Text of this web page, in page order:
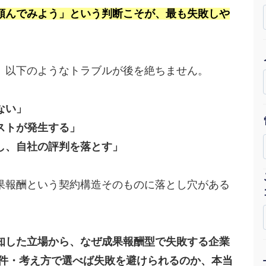
ミッション・ビジョン・バリュー
取締役メッセージ（株本祐己）
業務委託
認定パートナー
正社員
んでみよう」という判断こそが、最も失敗しや
下のようなトラブルが後を絶ちません。
」
が発生する」
自社の評判を落とす」
酬という契約構造そのものに落とし穴がある
た立場から、なぜ成果報酬型で失敗する企業
・考え方で選べば失敗を避けられるのか、本当